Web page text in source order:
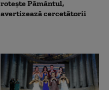
rotește Pământul,
avertizează cercetătorii